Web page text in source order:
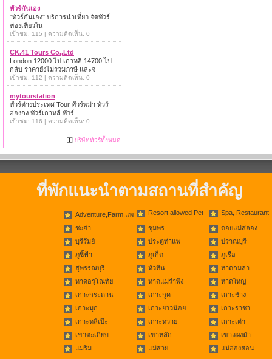
ทัวร์กันเอง
"ทัวร์กันเอง" บริการนำเที่ยว จัดทัวร์
ท่องเที่ยวใน
เข้าชม: 115 | ความคิดเห็น: 0
CK.41 Tours Co.,Ltd
London 12000 ไป เกาหลี 14700 ไป
กลับ ราคายังไม่รวมภาษี และจ
เข้าชม: 112 | ความคิดเห็น: 0
mytourstation
ทัวร์ต่างประเทศ Tour ทัวร์พม่า ทัวร์
ฮ่องกง ทัวร์เกาหลี ทัวร์
เข้าชม: 116 | ความคิดเห็น: 0
บริษัททัวร์ทั้งหมด
ที่พักแนะนำตามสถานที่สำคัญ
Adventure,Farm,แพ Resort allowed Pet Spa, Restaurant
ชะอำ ชุมพร
ดอยแม่สลอง
บุรีรัมย์
ประตูท่าแพ
ปราณบุรี
ภูชี้ฟ้า
ภูเก็ต
ภูเรือ
สุพรรณบุรี
หัวหิน
หาดกมลา
หาดอรุโณทัย
หาดแม่รำพึง
หาดใหญ่
เกาะกระดาน
เกาะกูด
เกาะช้าง
เกาะมุก
เกาะยาวน้อย
เกาะราชา
เกาะหลีเป๊ะ
เกาะหวาย
เกาะเต่า
เขาตะเกียบ
เขาหลัก
เขาแผงม้า
แม่ริม
แม่สาย แม่ฮ่องสอน